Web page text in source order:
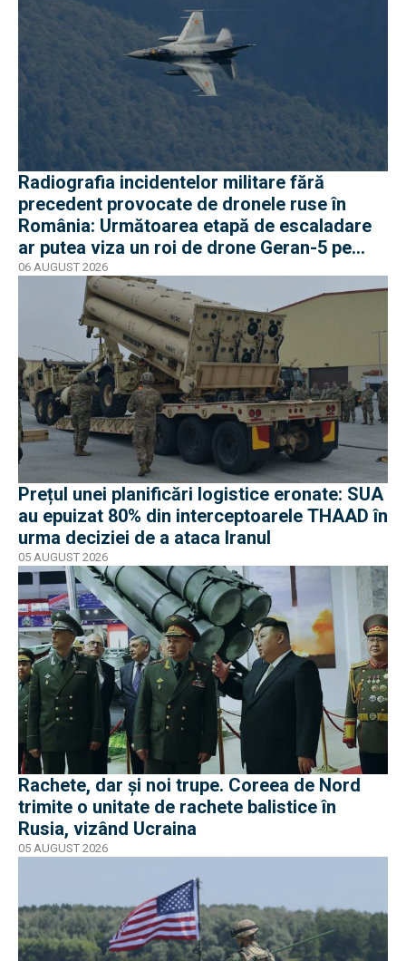
Radiografia incidentelor militare fără
precedent provocate de dronele ruse în
România: Următoarea etapă de escaladare
ar putea viza un roi de drone Geran-5 pe
direcția Galați-Reni
06 AUGUST 2026
Prețul unei planificări logistice eronate: SUA
au epuizat 80% din interceptoarele THAAD în
urma deciziei de a ataca Iranul
05 AUGUST 2026
Rachete, dar și noi trupe. Coreea de Nord
trimite o unitate de rachete balistice în
Rusia, vizând Ucraina
05 AUGUST 2026